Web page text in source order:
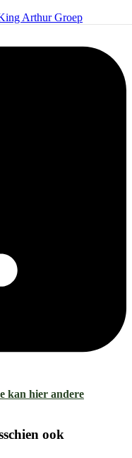
Arthur Groep
kan hier andere
ook